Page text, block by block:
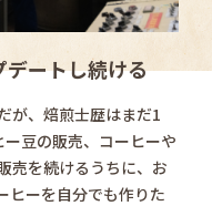
デートし続ける
が、焙煎士歴はまだ1
豆の販売、コーヒーや
売を続けるうちに、お
ヒーを自分でも作りた